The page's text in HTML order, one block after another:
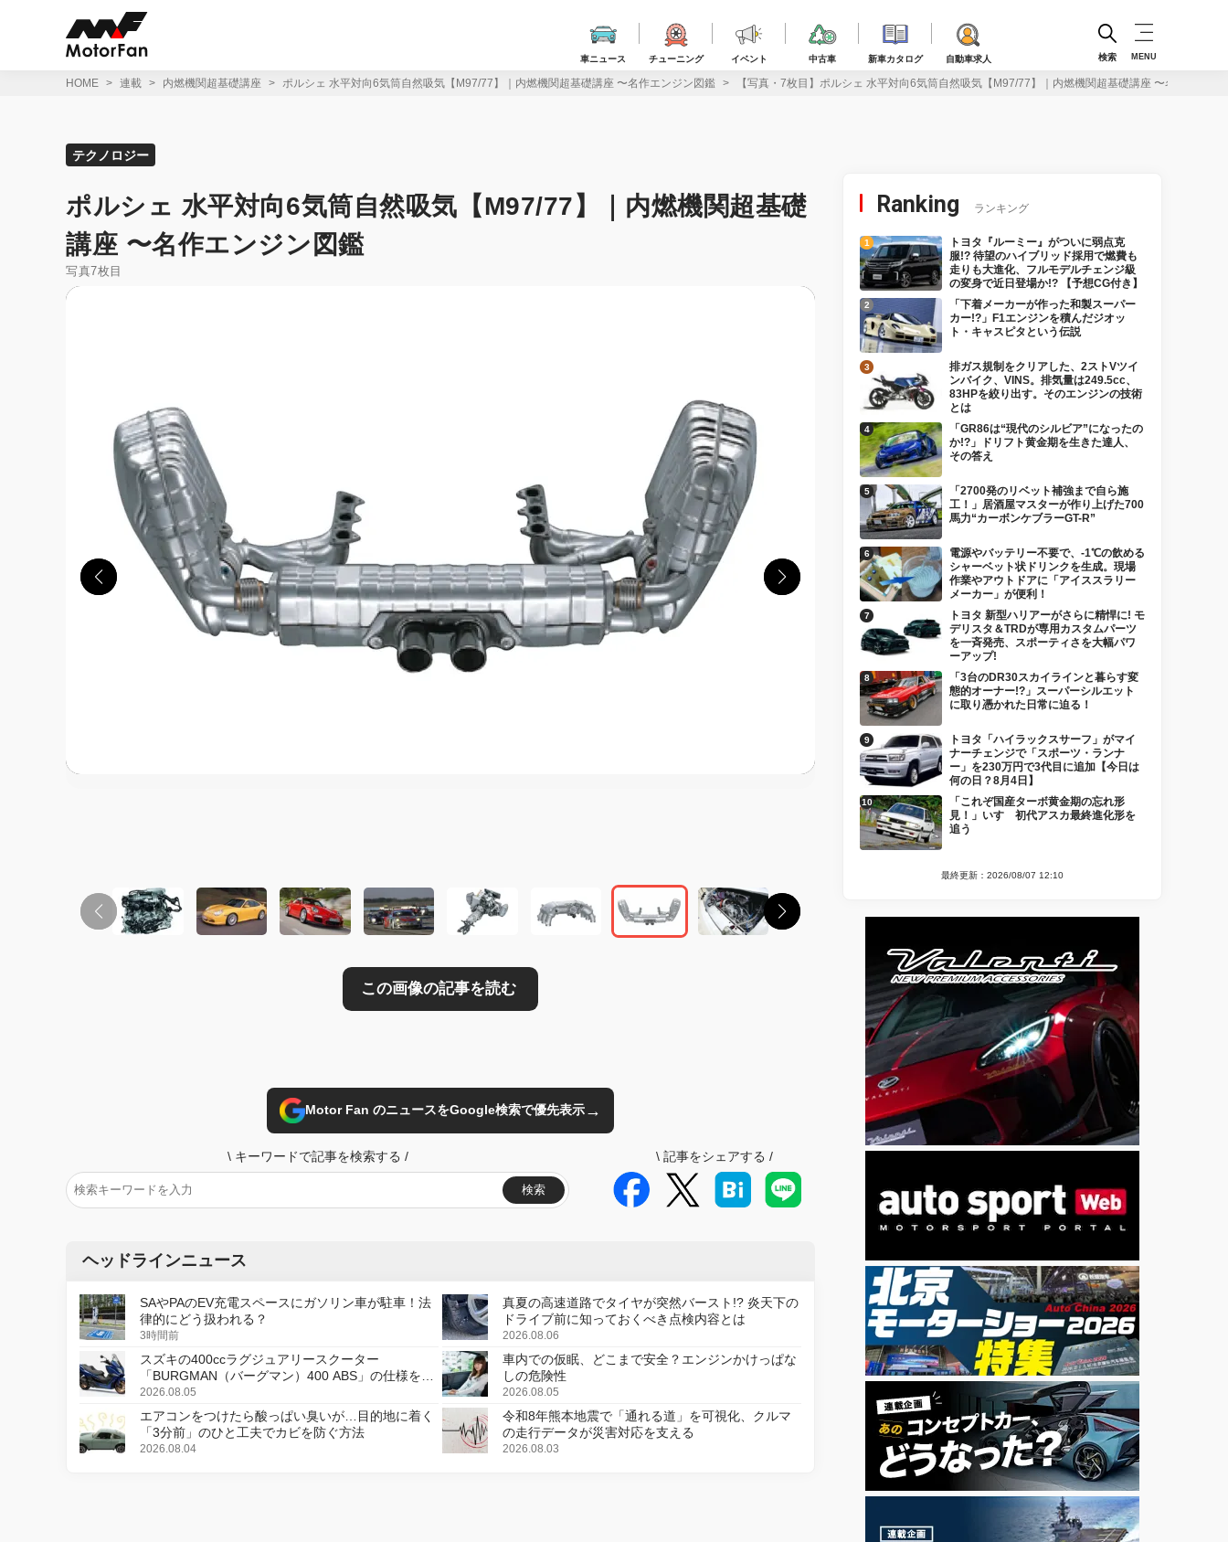
車ニュース チューニング イベント 中古車 新車カタログ 自動車求人 検索 MENU
HOME 連載 内燃機関超基礎講座 ポルシェ 水平対向6気筒自然吸気【M97/77】｜内燃機関超基礎講座 〜名作エンジン図鑑 【写真・7枚目】ポルシェ 水平対向6気筒自然吸気【M97/77】｜内燃機関超基礎講座 〜名作エンジ
テクノロジー
ポルシェ 水平対向6気筒自然吸気【M97/77】｜内燃機関超基礎
講座 〜名作エンジン図鑑
写真7枚目
Motor Fan のニュースをGoogle検索で優先表示→
\ キーワードで記事を検索する /
検索
\ 記事をシェアする /
ヘッドラインニュース
SAやPAのEV充電スペースにガソリン車が駐車！法
律的にどう扱われる？
3時間前
真夏の高速道路でタイヤが突然バースト!? 炎天下の
ドライブ前に知っておくべき点検内容とは
2026.08.06
スズキの400ccラグジュアリースクーター
「BURGMAN（バーグマン）400 ABS」の仕様を変
更し、8月18日に発売
2026.08.05
車内での仮眠、どこまで安全？エンジンかけっぱな
しの危険性
2026.08.05
エアコンをつけたら酸っぱい臭いが…目的地に着く
「3分前」のひと工夫でカビを防ぐ方法
2026.08.04
令和8年熊本地震で「通れる道」を可視化、クルマ
の走行データが災害対応を支える
2026.08.03
Ranking ランキング
トヨタ『ルーミー』がついに弱点克
服!? 待望のハイブリッド採用で燃費も
走りも大進化、フルモデルチェンジ級
の変身で近日登場か!? 【予想CG付き】
「下着メーカーが作った和製スーパー
カー!?」F1エンジンを積んだジオッ
ト・キャスピタという伝説
排ガス規制をクリアした、2ストVツイ
ンバイク、VINS。排気量は249.5cc、
83HPを絞り出す。そのエンジンの技術
とは
「GR86は“現代のシルビア”になったの
か!?」ドリフト黄金期を生きた達人、
その答え
「2700発のリベット補強まで自ら施
工！」居酒屋マスターが作り上げた700
馬力“カーボンケブラーGT-R”
電源やバッテリー不要で、-1℃の飲める
シャーベット状ドリンクを生成。現場
作業やアウトドアに「アイススラリー
メーカー」が便利！
トヨタ 新型ハリアーがさらに精悍に! モ
デリスタ＆TRDが専用カスタムパーツ
を一斉発売、スポーティさを大幅パワ
ーアップ!
「3台のDR30スカイラインと暮らす変
態的オーナー!?」スーパーシルエット
に取り憑かれた日常に迫る！
トヨタ「ハイラックスサーフ」がマイ
ナーチェンジで「スポーツ・ランナ
ー」を230万円で3代目に追加【今日は
何の日？8月4日】
「これぞ国産ターボ黄金期の忘れ形
見！」いすゞ初代アスカ最終進化形を
追う
最終更新：2026/08/07 12:10